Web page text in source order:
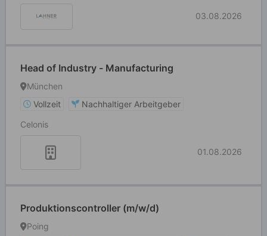
03.08.2026
Head of Industry - Manufacturing
München
Vollzeit
Nachhaltiger Arbeitgeber
Celonis
01.08.2026
Produktionscontroller (m/w/d)
Poing